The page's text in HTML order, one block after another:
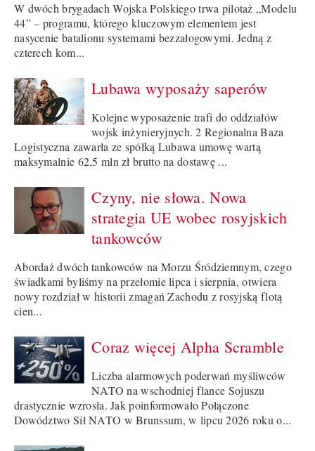
W dwóch brygadach Wojska Polskiego trwa pilotaż „Modelu
44” – programu, którego kluczowym elementem jest
nasycenie batalionu systemami bezzałogowymi. Jedną z
czterech kom...
Lubawa wyposaży saperów
Kolejne wyposażenie trafi do oddziałów
wojsk inżynieryjnych. 2 Regionalna Baza
Logistyczna zawarła ze spółką Lubawa umowę wartą
maksymalnie 62,5 mln zł brutto na dostawę ...
Czyny, nie słowa. Nowa
strategia UE wobec rosyjskich
tankowców
Abordaż dwóch tankowców na Morzu Śródziemnym, czego
świadkami byliśmy na przełomie lipca i sierpnia, otwiera
nowy rozdział w historii zmagań Zachodu z rosyjską flotą
cien...
Coraz więcej Alpha Scramble
Liczba alarmowych poderwań myśliwców
NATO na wschodniej flance Sojuszu
drastycznie wzrosła. Jak poinformowało Połączone
Dowództwo Sił NATO w Brunssum, w lipcu 2026 roku o...